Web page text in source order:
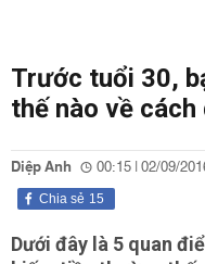
Trước tuổi 30,
thế nào về
Diệp Anh 00:15 | 02/09/
15
Chia sẻ
Dưới đây là 5 quan